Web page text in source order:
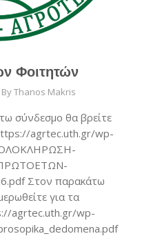
Φοιτητών
ByThanos Makris
σύνδεσμο θα βρείτε
agrtec.uth.gr/wp-
ΟΛΟΚΛΗΡΩΣΗ-
Στον παρακάτω
για τα
agrtec.uth.gr/wp-